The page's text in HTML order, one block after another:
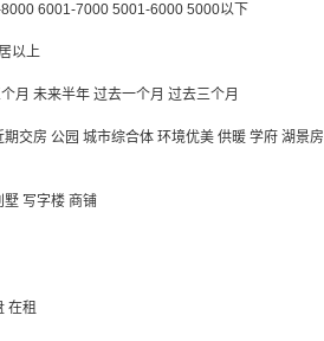
6001-7000 5001-6000 5000以下
以上
月 未来半年 过去一个月 过去三个月
期交房 公园 城市综合体 环境优美 供暖 学府 湖景房
墅 写字楼 商铺
在租